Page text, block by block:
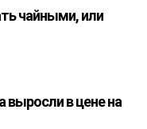
чайными, или
выросли в цене на